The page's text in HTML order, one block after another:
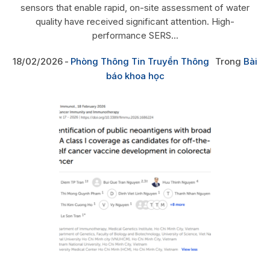
sensors that enable rapid, on-site assessment of water
quality have received significant attention. High-
performance SERS...
18/02/2026 Phòng Thông Tin Truyền Thông Trong Bài
báo khoa học